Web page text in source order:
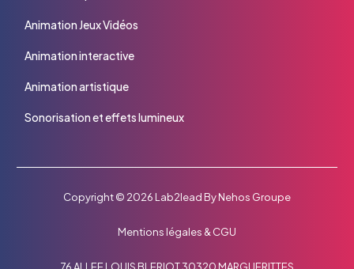
Animation Jeux Vidéos
Animation interactive
Animation artistique
Sonorisation et effets lumineux
Copyright © 2026 Lab2lead ByNehos Groupe
Mentions légales &CGU
76 ALLEE LOUIS BLERIOT 30320 MARGUERITTES